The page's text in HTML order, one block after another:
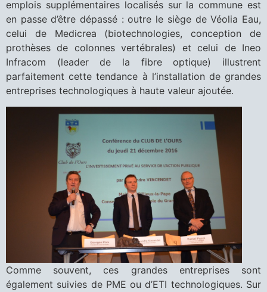
emplois supplémentaires localisés sur la commune est
en passe d’être dépassé : outre le siège de Véolia Eau,
celui de Medicrea (biotechnologies, conception de
prothèses de colonnes vertébrales) et celui de Ineo
Infracom (leader de la fibre optique) illustrent
parfaitement cette tendance à l’installation de grandes
entreprises technologiques à haute valeur ajoutée.
Comme souvent, ces grandes entreprises sont
également suivies de PME ou d’ETI technologiques. Sur